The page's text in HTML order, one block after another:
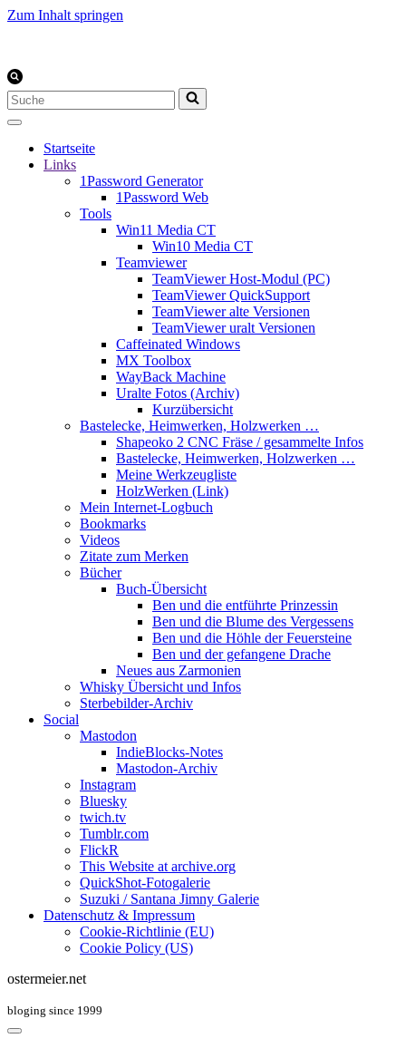
Zum Inhalt springen
Suchen
nach …
Startseite
Links
1Password Generator
1Password Web
Tools
Win11 Media CT
Win10 Media CT
Teamviewer
TeamViewer Host-Modul (PC)
TeamViewer QuickSupport
TeamViewer alte Versionen
TeamViewer uralt Versionen
Caffeinated Windows
MX Toolbox
WayBack Machine
Uralte Fotos (Archiv)
Kurzübersicht
Bastelecke, Heimwerken, Holzwerken …
Shapeoko 2 CNC Fräse / gesammelte Infos
Bastelecke, Heimwerken, Holzwerken …
Meine Werkzeugliste
HolzWerken (Link)
Mein Internet-Logbuch
Bookmarks
Videos
Zitate zum Merken
Bücher
Buch-Übersicht
Ben und die entführte Prinzessin
Ben und die Blume des Vergessens
Ben und die Höhle der Feuersteine
Ben und der gefangene Drache
Neues aus Zarmonien
Whisky Übersicht und Infos
Sterbebilder-Archiv
Social
Mastodon
IndieBlocks-Notes
Mastodon-Archiv
Instagram
Bluesky
twich.tv
Tumblr.com
FlickR
This Website at archive.org
QuickShot-Fotogalerie
Suzuki / Santana Jimny Galerie
Datenschutz & Impressum
Cookie-Richtlinie (EU)
Cookie Policy (US)
ostermeier.net
bloging since 1999